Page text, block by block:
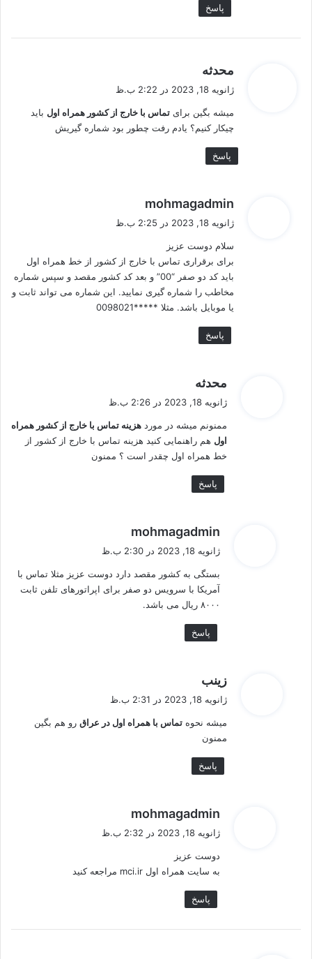
پاسخ
محدثه
ف
:
ژانویه 18, 2023 در 2:22 ب.ظ
میشه بگین برای تماس با خارج از کشور همراه اول باید
چیکار کنیم؟ یادم رفت چطور بود شماره گیریش
پاسخ
mohmagadmin
ف
ژانویه 18, 2023 در 2:25 ب.ظ
سلام دوست عزیز
برای برقراری تماس با خارج از کشور از خط همراه اول
باید کد دو صفر “00” و بعد کد کشور مقصد و سپس شماره
مخاطب را شماره گیری نمایید. این شماره می تواند ثابت و
یا موبایل باشد. مثلا *****0098021
پاسخ
محدثه
ف
:
ژانویه 18, 2023 در 2:26 ب.ظ
ممنونم میشه در مورد هزینه تماس با خارج از کشور همراه
اول هم راهنمایی کنید هزینه تماس با خارج از کشور از
خط همراه اول چقدر است ؟ ممنون
پاسخ
mohmagadmin
ف
:
ژانویه 18, 2023 در 2:30 ب.ظ
بستگی به کشور مقصد دارد دوست عزیز مثلا تماس با
آمریکا با سرویس دو صفر برای اپراتورهای تلفن ثابت
۸۰۰۰ ریال می باشد.
پاسخ
زینب
ف
:
ژانویه 18, 2023 در 2:31 ب.ظ
میشه نحوه تماس با همراه اول در عراق رو هم بگین
ممنون
پاسخ
mohmagadmin
ف
ژانویه 18, 2023 در 2:32 ب.ظ
دوست عزیز
به سایت همراه اول mci.ir مراجعه کنید
پاسخ